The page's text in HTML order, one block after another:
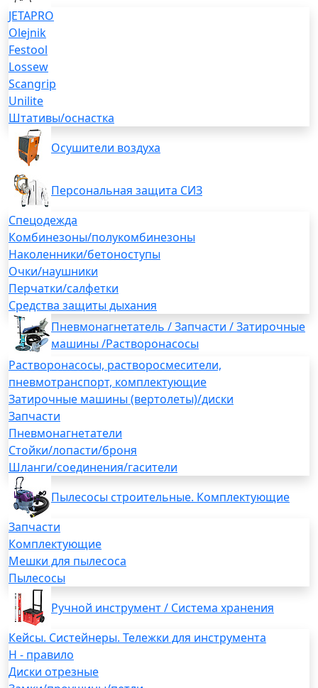
JETAPRO
Olejnik
Festool
Lossew
Scangrip
Unilite
Штативы/оснастка
Осушители воздуха
Персональная защита СИЗ
Спецодежда
Комбинезоны/полукомбинезоны
Наколенники/бетоноступы
Очки/наушники
Перчатки/салфетки
Средства защиты дыхания
Пневмонагнетатель / Запчасти / Затирочные
машины /Растворонасосы
Растворонасосы, растворосмесители,
пневмотранспорт, комплектующие
Затирочные машины (вертолеты)/диски
Запчасти
Пневмонагнетатели
Стойки/лопасти/броня
Шланги/соединения/гасители
Пылесосы строительные. Комплектующие
Запчасти
Комплектующие
Мешки для пылесоса
Пылесосы
Ручной инструмент / Система хранения
Кейсы. Систейнеры. Тележки для инструмента
H - правило
Диски отрезные